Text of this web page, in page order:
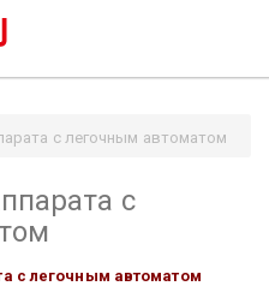
с легочным автоматом
с
с легочным автоматом